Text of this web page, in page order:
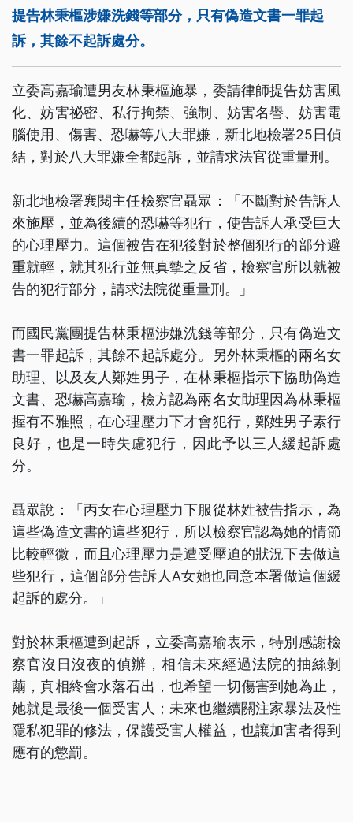
提告林秉樞涉嫌洗錢等部分，只有偽造文書一罪起
訴，其餘不起訴處分。
立委高嘉瑜遭男友林秉樞施暴，委請律師提告妨害風
化、妨害祕密、私行拘禁、強制、妨害名譽、妨害電
腦使用、傷害、恐嚇等八大罪嫌，新北地檢署25日偵
結，對於八大罪嫌全都起訴，並請求法官從重量刑。
新北地檢署襄閱主任檢察官聶眾：「不斷對於告訴人
來施壓，並為後續的恐嚇等犯行，使告訴人承受巨大
的心理壓力。這個被告在犯後對於整個犯行的部分避
重就輕，就其犯行並無真摰之反省，檢察官所以就被
告的犯行部分，請求法院從重量刑。」
而國民黨團提告林秉樞涉嫌洗錢等部分，只有偽造文
書一罪起訴，其餘不起訴處分。另外林秉樞的兩名女
助理、以及友人鄭姓男子，在林秉樞指示下協助偽造
文書、恐嚇高嘉瑜，檢方認為兩名女助理因為林秉樞
握有不雅照，在心理壓力下才會犯行，鄭姓男子素行
良好，也是一時失慮犯行，因此予以三人緩起訴處
分。
聶眾說：「丙女在心理壓力下服從林姓被告指示，為
這些偽造文書的這些犯行，所以檢察官認為她的情節
比較輕微，而且心理壓力是遭受壓迫的狀況下去做這
些犯行，這個部分告訴人A女她也同意本署做這個緩
起訴的處分。」
對於林秉樞遭到起訴，立委高嘉瑜表示，特別感謝檢
察官沒日沒夜的偵辦，相信未來經過法院的抽絲剝
繭，真相終會水落石出，也希望一切傷害到她為止，
她就是最後一個受害人；未來也繼續關注家暴法及性
隱私犯罪的修法，保護受害人權益，也讓加害者得到
應有的懲罰。